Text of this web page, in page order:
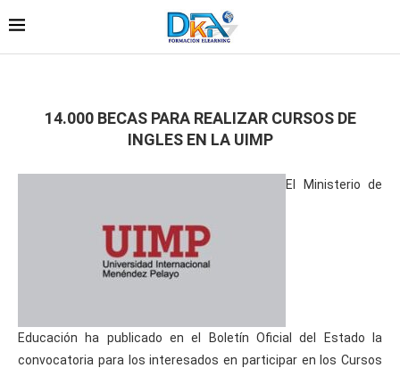
14.000 BECAS PARA REALIZAR CURSOS DE
INGLES EN LA UIMP
El Ministerio de
Educación ha publicado en el Boletín Oficial del Estado la
convocatoria para los interesados en participar en los Cursos